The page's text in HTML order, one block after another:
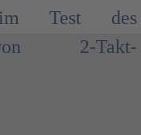
Test des
2-Takt-